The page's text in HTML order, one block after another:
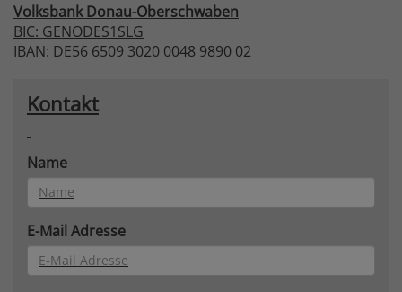
VolksbankDonau-Oberschwaben
BIC: GENODES1SLG
IBAN: DE56 6509 3020 0048 9890 02
Kontakt
Name
E-Mail Adresse